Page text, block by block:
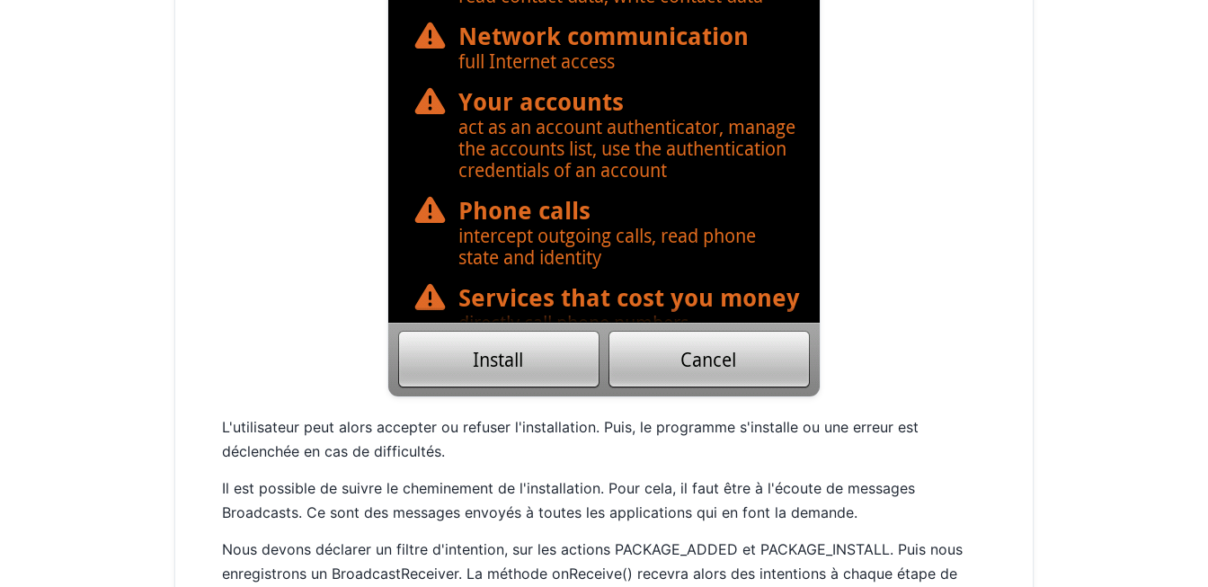
L'utilisateur peut alors accepter ou refuser l'installation. Puis, le programme s'installe ou une erreur est
déclenchée en cas de difficultés.
Il est possible de suivre le cheminement de l'installation. Pour cela, il faut être à l'écoute de messages
Broadcasts. Ce sont des messages envoyés à toutes les applications qui en font la demande.
Nous devons déclarer un filtre d'intention, sur les actions PACKAGE_ADDED et PACKAGE_INSTALL. Puis nous
enregistrons un BroadcastReceiver. La méthode onReceive() recevra alors des intentions à chaque étape de